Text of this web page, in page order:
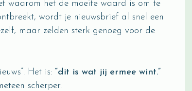
waarom het de moeite waard is om te
wordt je nieuwsbrief al snel een
maar zelden sterk genoeg voor de
Het is: “dit is wat jij ermee wint.”
scherper.